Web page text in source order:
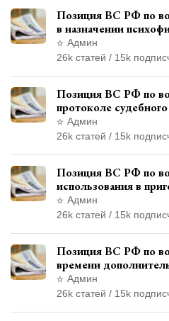
Позиция ВС РФ по
в назначении
исследования
использованием
Админ
26k статей / 15k
Позиция ВС РФ по
протоколе
возможность
при наличии
Админ
26k статей / 15k
Позиция ВС РФ по
использования в
исследованных в
Админ
26k статей / 15k
Позиция ВС РФ по
времени
материалами
Админ
26k статей / 15k